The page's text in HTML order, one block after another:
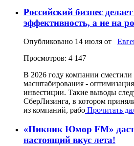
Российский бизнес
эффективность, а не на
Опубликовано 14 июля от
Просмотров: 4 147
В 2026 году компании
масштабирования -
инвестиции. Такие выводы
СберЛизинга, в котором
из компаний, рабо Прочитать
«Пикник Юмор FM» даст
настоящий вкус лета!